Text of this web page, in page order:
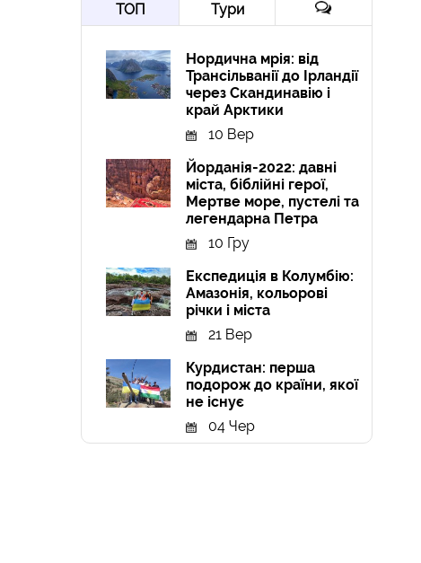
ТОП Тури
Нордична мрія: від
Трансільванії до Ірландії
через Скандинавію і
край Арктики
10 Вер
Йорданія-2022: давні
міста, біблійні герої,
Мертве море, пустелі та
легендарна Петра
10 Гру
Експедиція в Колумбію:
Амазонія, кольорові
річки і міста
21 Вер
Курдистан: перша
подорож до країни, якої
не існує
04 Чер